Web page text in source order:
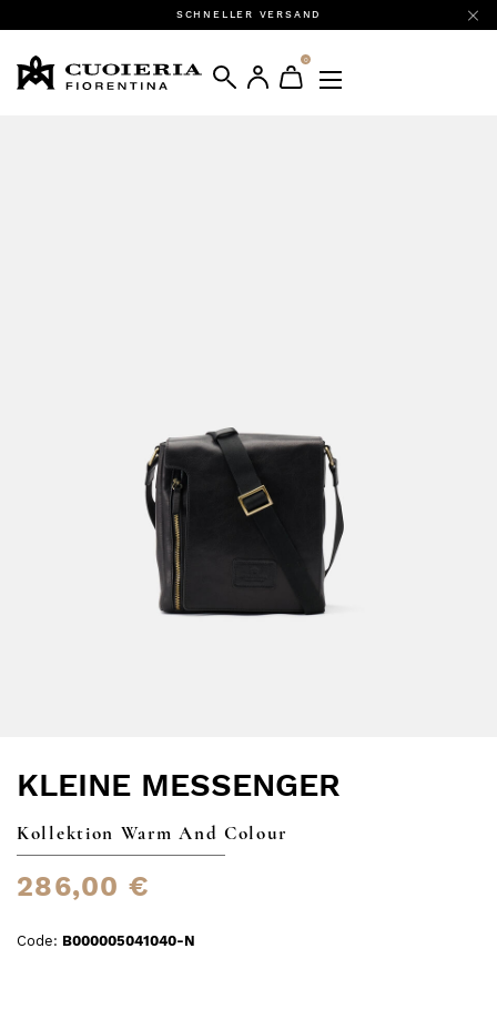
SCHNELLER VERSAND
0
KLEINE MESSENGER
Kollektion Warm And Colour
286,00 €
Code: B000005041040-N